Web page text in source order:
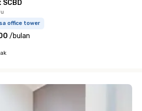
office tower
/bulan